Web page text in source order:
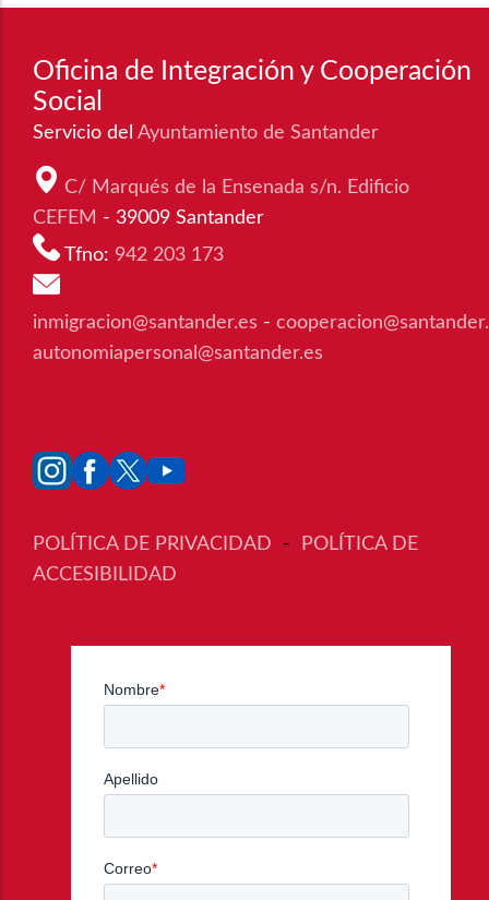
Oficina de Integración y Cooperación
Social
Servicio del Ayuntamiento de Santander
C/ Marqués de la Ensenada s/n. Edificio
CEFEM - 39009 Santander
Tfno: 942 203 173
inmigracion@santander.es -
autonomiapersonal@santander.es
POLÍTICA DE PRIVACIDAD -
POLÍTICA DE
ACCESIBILIDAD